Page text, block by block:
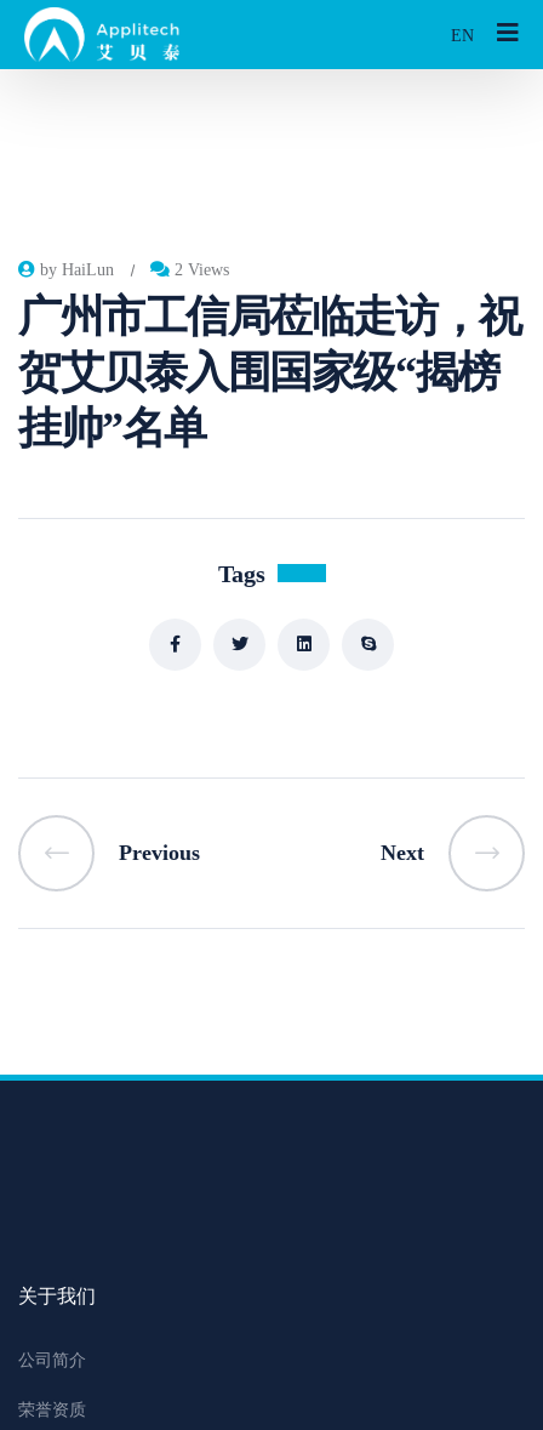
EN
by HaiLun 2 Views
广州市工信局莅临走访，祝
贺艾贝泰入围国家级“揭榜
挂帅”名单
Tags
Previous Next
关于我们
公司简介
荣誉资质